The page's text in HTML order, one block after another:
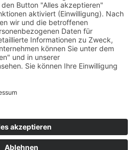
Forum für Medien, Bildung
und überall
Mehr erfahren